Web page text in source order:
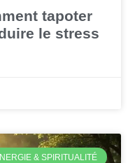
tapoter
le stress
& SPIRITUALITÉ